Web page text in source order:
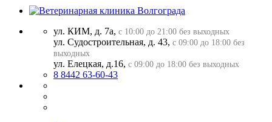
ул. КИМ, д. 7а, с 10:00 до 21:00 без выходных
ул. Судостроительная, д. 43, с 09:00 до 18:00 без
выходных
ул. Елецкая, д.16, с 09:00 до 18:00 без выходных
8 8442 63-60-43